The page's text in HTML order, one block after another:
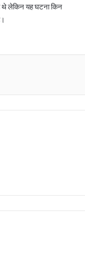
थे लेकिन यह घटना किन